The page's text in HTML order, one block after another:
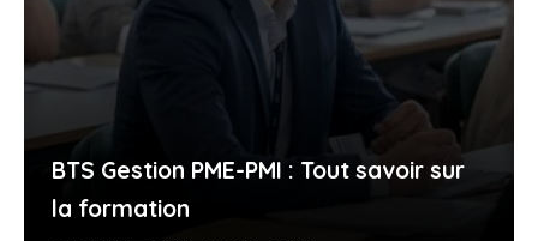
BTS Gestion PME-PMI : Tout savoir sur
la formation